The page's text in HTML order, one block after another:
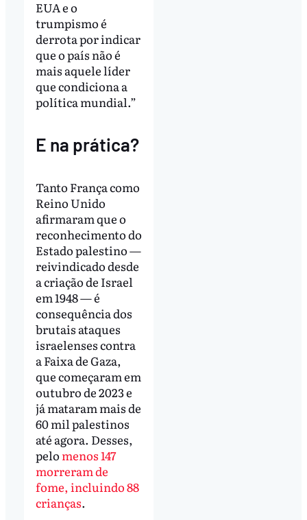
EUA e o
trumpismo é
derrota por indicar
que o país não é
mais aquele líder
que condiciona a
política mundial.”
E na prática?
Tanto França como
Reino Unido
afirmaram que o
reconhecimento do
Estado palestino —
reivindicado desde
a criação de Israel
em 1948 — é
consequência dos
brutais ataques
israelenses contra
a Faixa de Gaza,
que começaram em
outubro de 2023 e
já mataram mais de
60 mil palestinos
até agora. Desses,
pelo menos 147
morreram de
fome, incluindo 88
crianças.